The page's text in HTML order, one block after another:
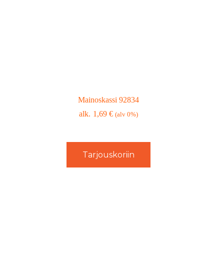
Mainoskassi 92834
1,69€ (alv 0%)
Tarjouskoriin